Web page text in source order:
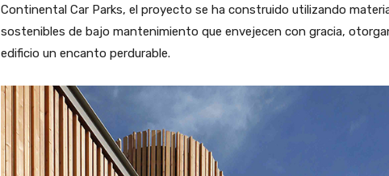
Continental Car Parks, el proyecto se ha construido utilizando
sostenibles de bajo mantenimiento que envejecen con gracia,
edificio un encanto perdurable.